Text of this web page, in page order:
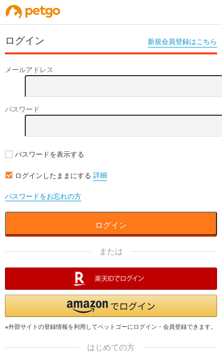
ログイン 新規会員登録はこちら
メールアドレス
パスワード
パスワードを表示する
ログインしたままにする 詳細
パスワードをお忘れの方
ログイン
または
※外部サイトの登録情報を利用してペットゴーにログイン・会員登録できます。
はじめての方